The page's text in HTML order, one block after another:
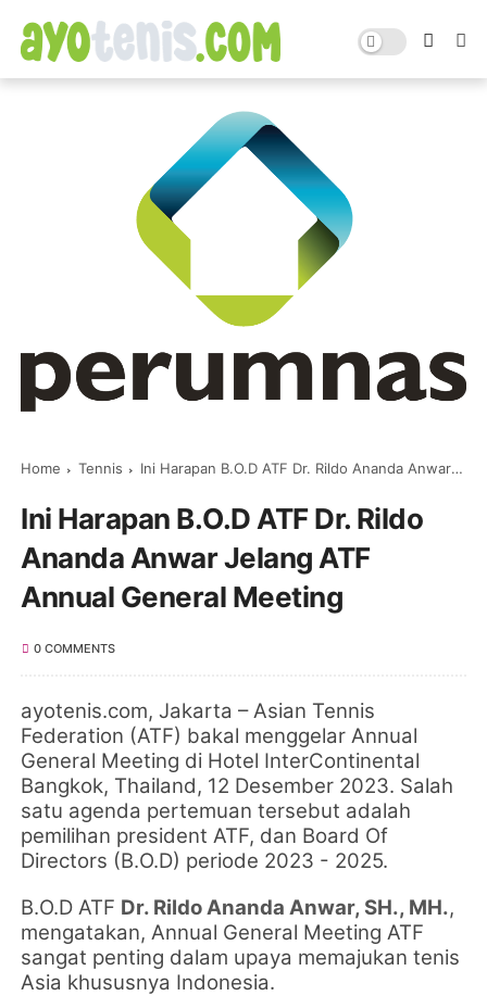
Home Tennis Ini Harapan B.O.D ATF Dr. Rildo Ananda Anwar Jelang ATF Annual General Meeting
Ini Harapan B.O.D ATF Dr. Rildo
Ananda Anwar Jelang ATF
Annual General Meeting
0 COMMENTS
ayotenis.com, Jakarta–Asian Tennis
Federation (ATF) bakal menggelarAnnual
General Meeting di Hotel InterContinental
Bangkok, Thailand, 12 Desember 2023. Salah
satu agenda pertemuan tersebut adalah
pemilihan president ATF, dan Board Of
Directors (B.O.D) periode 2023 - 2025.
B.O.D ATF Dr. Rildo Ananda Anwar, SH., MH.,
mengatakan,Annual General Meeting ATF
sangat penting dalam upaya memajukan tenis
Asia khususnya Indonesia.